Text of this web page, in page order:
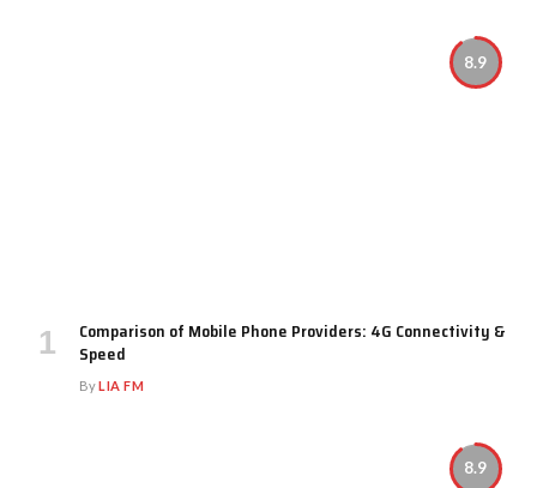
8.9
Comparison of Mobile Phone Providers: 4G Connectivity &
Speed
ByLIA FM
8.9